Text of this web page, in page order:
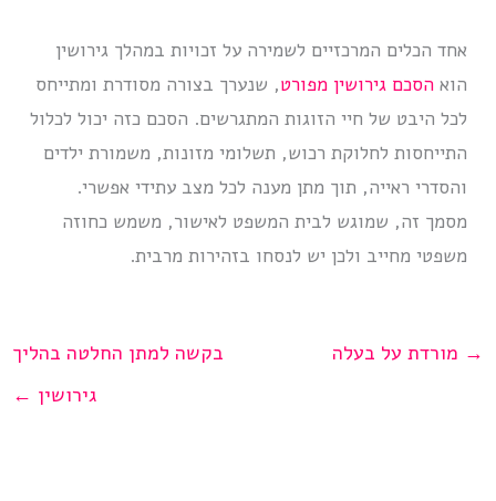
אחד הכלים המרכזיים לשמירה על זכויות במהלך גירושין
הואהסכם גירושין מפורט, שנערך בצורה מסודרת ומתייחס
לכל היבט של חיי הזוגות המתגרשים. הסכם כזה יכול לכלול
התייחסות לחלוקת רכוש, תשלומי מזונות, משמורת ילדים
והסדרי ראייה, תוך מתן מענה לכל מצב עתידי אפשרי.
מסמך זה, שמוגש לבית המשפט לאישור, משמש כחוזה
משפטי מחייב ולכן יש לנסחו בזהירות מרבית.
בקשה למתן החלטה בהליך
גירושין ←
→ מורדת על בעלה